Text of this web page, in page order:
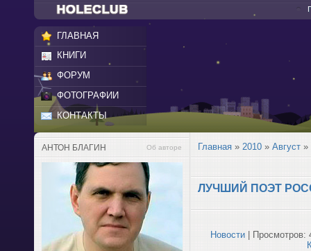
ГЛАВНАЯ
КНИГИ
ФОРУМ
ФОТОГРАФИИ
КОНТАКТЫ
АНТОН БЛАГИН Об авторе Главная » 2010 » Август »
ЛУЧШИЙ ПОЭТ
Новости | Просмотров: